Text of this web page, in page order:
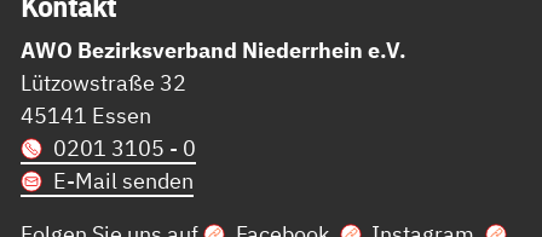
AWO Bezirksverband Niederrhein e.V.
Lützowstraße 32
45141 Essen
0201 3105 - 0
E-Mail senden